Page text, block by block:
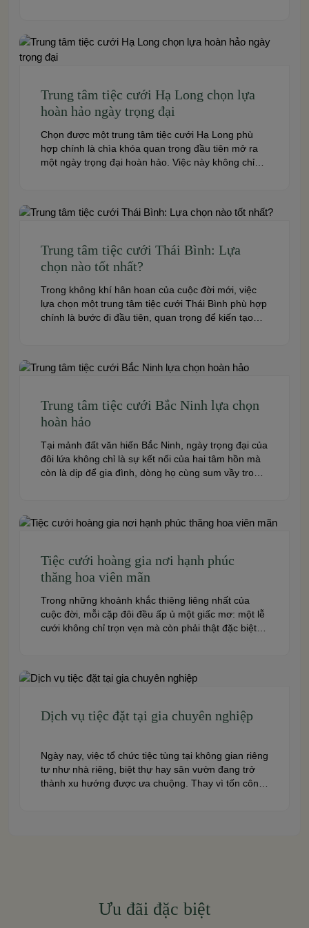
Trung tâm tiệc cưới Hạ Long chọn lựa
hoàn hảo ngày trọng đại
Chọn được một trung tâm tiệc cưới Hạ Long phù
hợp chính là chìa khóa quan trọng đầu tiên mở ra
một ngày trọng đại hoàn hảo. Việc này không chỉ
Trung tâm tiệc cưới Thái Bình: Lựa
chọn nào tốt nhất?
Trong không khí hân hoan của cuộc đời mới, việc
lựa chọn một trung tâm tiệc cưới Thái Bình phù hợp
chính là bước đi đầu tiên, quan trọng để kiến tạo
Trung tâm tiệc cưới Bắc Ninh lựa chọn
hoàn hảo
Tại mảnh đất văn hiến Bắc Ninh, ngày trọng đại của
đôi lứa không chỉ là sự kết nối của hai tâm hồn mà
còn là dịp để gia đình, dòng họ cùng sum vầy trong
Tiệc cưới hoàng gia nơi hạnh phúc
thăng hoa viên mãn
Trong những khoảnh khắc thiêng liêng nhất của
cuộc đời, mỗi cặp đôi đều ấp ủ một giấc mơ: một lễ
cưới không chỉ trọn vẹn mà còn phải thật đặc biệt,
Dịch vụ tiệc đặt tại gia chuyên nghiệp
Ngày nay, việc tổ chức tiệc tùng tại không gian riêng
tư như nhà riêng, biệt thự hay sân vườn đang trở
thành xu hướng được ưa chuộng. Thay vì tốn công
Ưu đãi đặc biệt